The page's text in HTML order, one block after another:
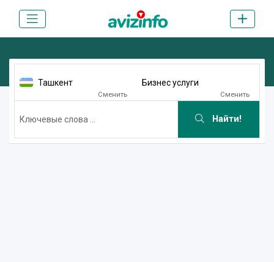
Ташкент
Сменить
Бизнес услуги
Сменить
Найти!